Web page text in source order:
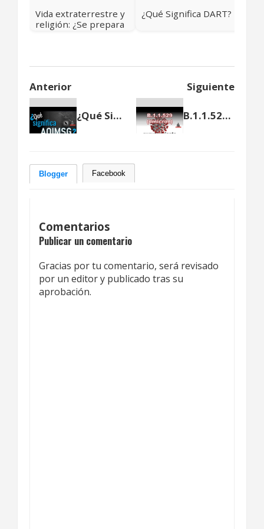
Vida extraterrestre y
religión: ¿Se prepara
¿Qué Significa DART?
Anterior Siguiente
¿Qué Significa AOIMSG? B.1.1.529 (ómicron): la nueva variante del coronavirus causante de la Covid-19
Blogger Facebook
Comentarios
Publicar un comentario
Gracias por tu comentario, será revisado
por un editor y publicado tras su
aprobación.